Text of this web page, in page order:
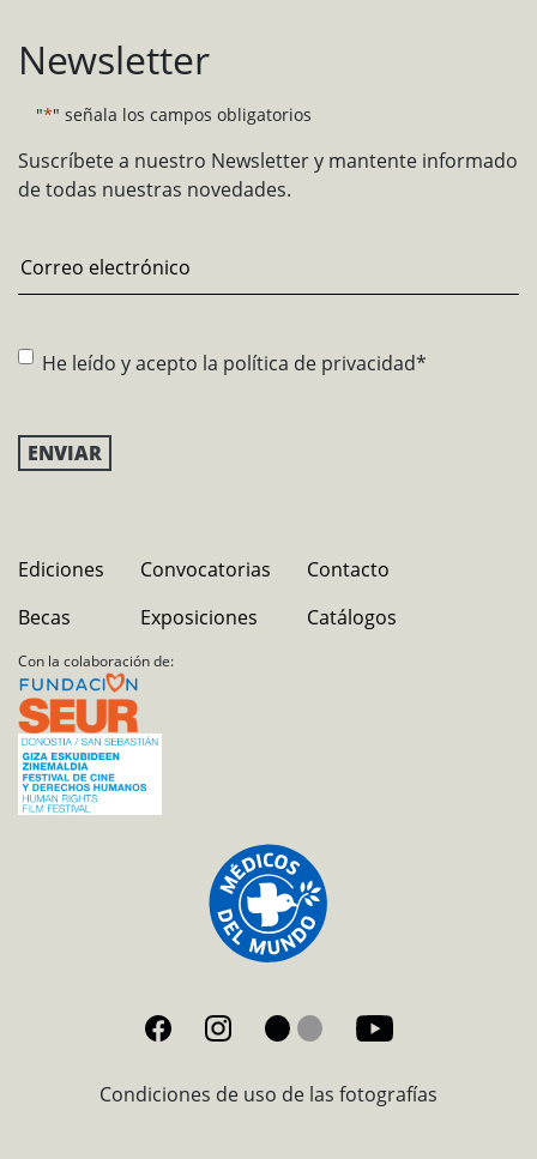
Newsletter
"*" señala los campos obligatorios
Suscríbete a nuestro Newsletter y mantente informado
de todas nuestras novedades.
Email*
Consentimiento*
He leído y acepto la política de privacidad*
Ediciones
Becas
Convocatorias
Exposiciones
Contacto
Catálogos
Con la colaboración de:
Condiciones de uso de las fotografías